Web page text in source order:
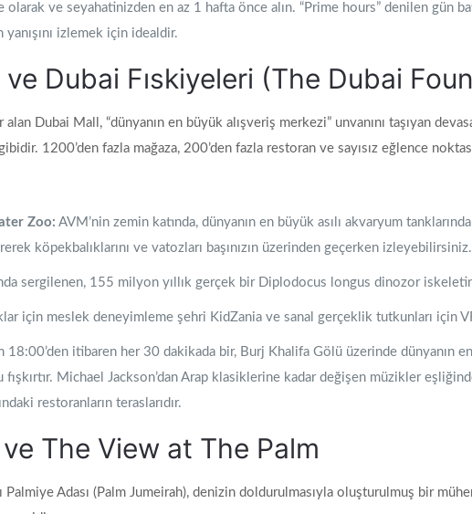
ve seyahatinizden en az 1 hafta önce alın. “Prime hours” denilen gün
yanışını izlemek için idealdir.
Dubai Fıskiyeleri (The Dubai
Dubai Mall, “dünyanın en büyük alışveriş merkezi” unvanını taşıyan
1200’den fazla mağaza, 200’den fazla restoran ve sayısız eğlence
Zoo: AVM’nin zemin katında, dünyanın en büyük asılı akvaryum
köpekbalıklarını ve vatozları başınızın üzerinden geçerken izleyebilirsiniz.
sergilenen, 155 milyon yıllık gerçek bir Diplodocus longus dinozor
için meslek deneyimleme şehri KidZania ve sanal gerçeklik tutkunları için
18:00’den itibaren her 30 dakikada bir, Burj Khalifa Gölü üzerinde
Michael Jackson’dan Arap klasiklerine kadar değişen müzikler
restoranların teraslarıdır.
The View at The Palm
Palmiye Adası (Palm Jumeirah), denizin doldurulmasıyla oluşturulmuş bir